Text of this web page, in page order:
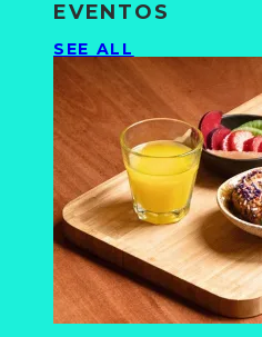
EVENTOS
SEE ALL